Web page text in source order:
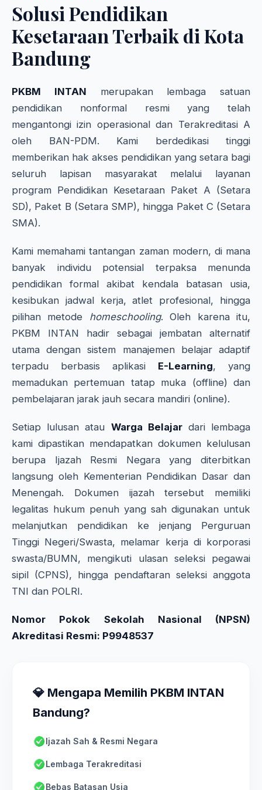
Solusi Pendidikan
Kesetaraan Terbaik di Kota
Bandung
PKBM INTAN merupakan lembaga satuan
pendidikan nonformal resmi yang telah
mengantongi izin operasional dan Terakreditasi A
oleh BAN-PDM. Kami berdedikasi tinggi
memberikan hak akses pendidikan yang setara bagi
seluruh lapisan masyarakat melalui layanan
program Pendidikan Kesetaraan Paket A (Setara
SD), Paket B (Setara SMP), hingga Paket C (Setara
SMA).
Kami memahami tantangan zaman modern, di mana
banyak individu potensial terpaksa menunda
pendidikan formal akibat kendala batasan usia,
kesibukan jadwal kerja, atlet profesional, hingga
pilihan metode homeschooling. Oleh karena itu,
PKBM INTAN hadir sebagai jembatan alternatif
utama dengan sistem manajemen belajar adaptif
terpadu berbasis aplikasi E-Learning, yang
memadukan pertemuan tatap muka (offline) dan
pembelajaran jarak jauh secara mandiri (online).
Setiap lulusan atau Warga Belajardari lembaga
kami dipastikan mendapatkan dokumen kelulusan
berupa Ijazah Resmi Negara yang diterbitkan
langsung oleh Kementerian Pendidikan Dasar dan
Menengah. Dokumen ijazah tersebut memiliki
legalitas hukum penuh yang sah digunakan untuk
melanjutkan pendidikan ke jenjang Perguruan
Tinggi Negeri/Swasta, melamar kerja di korporasi
swasta/BUMN, mengikuti ulasan seleksi pegawai
sipil (CPNS), hingga pendaftaran seleksi anggota
TNI dan POLRI.
Nomor Pokok Sekolah Nasional (NPSN)
Akreditasi Resmi: P9948537
💎 Mengapa Memilih PKBM INTAN
Bandung?
Ijazah Sah & Resmi Negara
Lembaga Terakreditasi
Bebas Batasan Usia